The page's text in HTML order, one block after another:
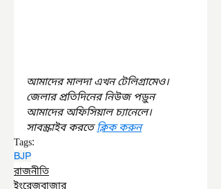
আমাদের মালদা এখন টেলিগ্রামেও।
জেলার প্রতিদিনের নিউজ পড়ুন
আমাদের অফিসিয়াল চ্যানেলে।
সাবস্ক্রাইব করতে ক্লিক করুন
Tags:
BJP
রাজনীতি